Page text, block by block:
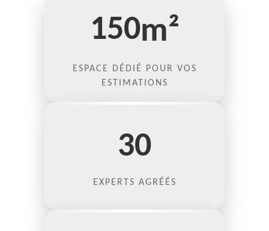
150m²
ESPACE DÉDIÉ POUR VOS
ESTIMATIONS
30
EXPERTS AGRÉÉS